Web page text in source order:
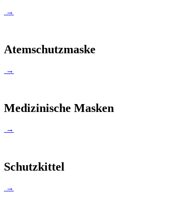
→
Atemschutzmaske
→
Medizinische Masken
→
Schutzkittel
→